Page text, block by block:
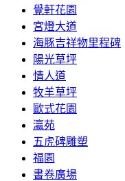
覺軒花園
宮燈大道
海豚吉祥物里程碑
陽光草坪
情人道
牧羊草坪
歐式花園
瀛苑
五虎碑雕塑
福園
書卷廣場